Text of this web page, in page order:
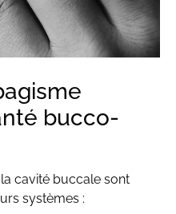
bucco-
cavité buccale sont
systèmes :